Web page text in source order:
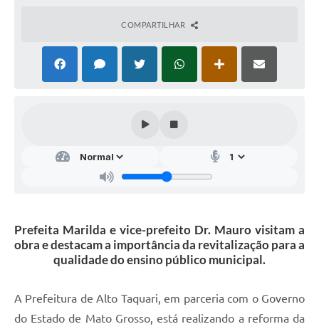
COMPARTILHAR
Prefeita Marilda e vice-prefeito Dr. Mauro visitam a
obra e destacam a importância da revitalização para a
qualidade do ensino público municipal.
A Prefeitura de Alto Taquari, em parceria com o Governo
do Estado de Mato Grosso, está realizando a reforma da